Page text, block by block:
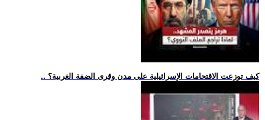
.. كيف توزعت الاقتحامات الإسرائيلية على مدن وقرى الضفة الغربية؟